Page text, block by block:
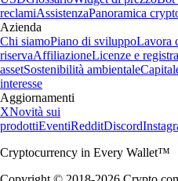
reclamiAssistenzaPanoramica
Azienda
Chi siamoPiano di sviluppoLavora
riservaAffiliazioneLicenze e
assetSostenibilità ambientale
interesse
Aggiornamenti
XNovità sui
prodottiEventiRedditDiscord
Cryptocurrency in Every Wallet™